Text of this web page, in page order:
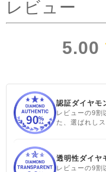
レビュー
5.00
認証ダイヤモ
レビューの9割
た、選ばれし
透明性ダイヤ
レビューの9割